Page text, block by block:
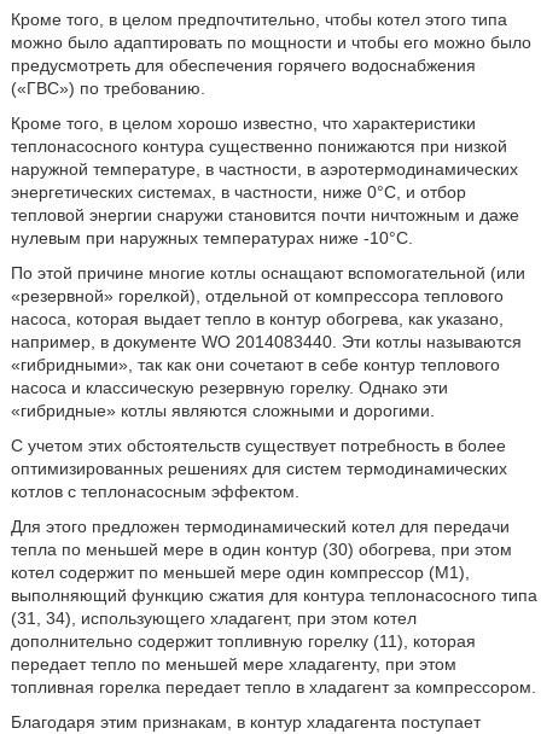
Кроме того, в целом предпочтительно, чтобы котел этого типа
можно было адаптировать по мощности и чтобы его можно было
предусмотреть для обеспечения горячего водоснабжения
(«ГВС») по требованию.
Кроме того, в целом хорошо известно, что характеристики
теплонасосного контура существенно понижаются при низкой
наружной температуре, в частности, в аэротермодинамических
энергетических системах, в частности, ниже 0°С, и отбор
тепловой энергии снаружи становится почти ничтожным и даже
нулевым при наружных температурах ниже -10°С.
По этой причине многие котлы оснащают вспомогательной (или
«резервной» горелкой), отдельной от компрессора теплового
насоса, которая выдает тепло в контур обогрева, как указано,
например, в документе WO 2014083440. Эти котлы называются
«гибридными», так как они сочетают в себе контур теплового
насоса и классическую резервную горелку. Однако эти
«гибридные» котлы являются сложными и дорогими.
С учетом этих обстоятельств существует потребность в более
оптимизированных решениях для систем термодинамических
котлов с теплонасосным эффектом.
Для этого предложен термодинамический котел для передачи
тепла по меньшей мере в один контур (30) обогрева, при этом
котел содержит по меньшей мере один компрессор (М1),
выполняющий функцию сжатия для контура теплонасосного типа
(31, 34), использующего хладагент, при этом котел
дополнительно содержит топливную горелку (11), которая
передает тепло по меньшей мере хладагенту, при этом
топливная горелка передает тепло в хладагент за компрессором.
Благодаря этим признакам, в контур хладагента поступает